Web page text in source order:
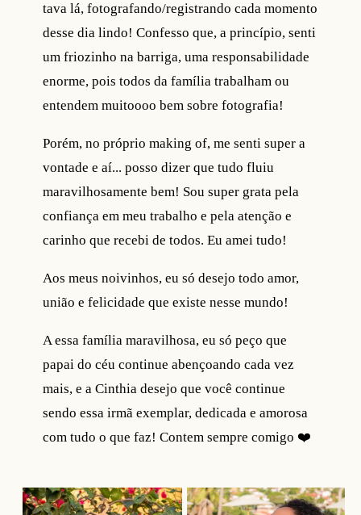
tava lá, fotografando/registrando cada momento
desse dia lindo! Confesso que, a princípio, senti
um friozinho na barriga, uma responsabilidade
enorme, pois todos da família trabalham ou
entendem muitoooo bem sobre fotografia!
Porém, no próprio making of, me senti super a
vontade e aí... posso dizer que tudo fluiu
maravilhosamente bem! Sou super grata pela
confiança em meu trabalho e pela atenção e
carinho que recebi de todos. Eu amei tudo!
Aos meus noivinhos, eu só desejo todo amor,
união e felicidade que existe nesse mundo!
A essa família maravilhosa, eu só peço que
papai do céu continue abençoando cada vez
mais, e a Cinthia desejo que você continue
sendo essa irmã exemplar, dedicada e amorosa
com tudo o que faz! Contem sempre comigo ❤️